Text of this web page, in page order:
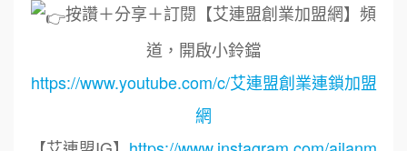
按讚＋分享＋訂閱【艾連盟創業加盟網】頻
道，開啟小鈴鐺
https://www.youtube.com/c/艾連盟創業連鎖加盟
網